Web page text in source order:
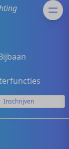
Inschrijven